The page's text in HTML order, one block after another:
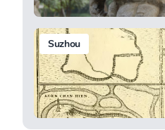
Suzhou